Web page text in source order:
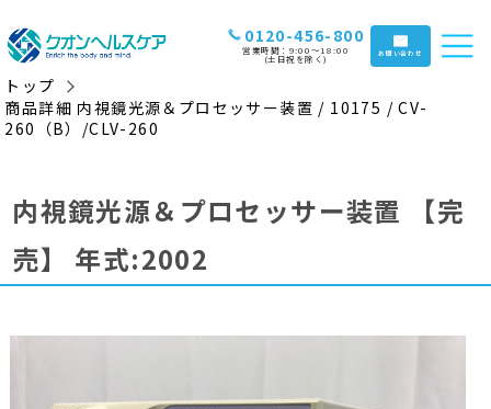
0120-456-800
営業時間：9:00〜18:00
(土日祝を除く) お問い合わせ
トップ
商品詳細 内視鏡光源＆プロセッサー装置 / 10175 / CV-
260（B）/CLV-260
内視鏡光源＆プロセッサー装置
【完
売】
年式:2002